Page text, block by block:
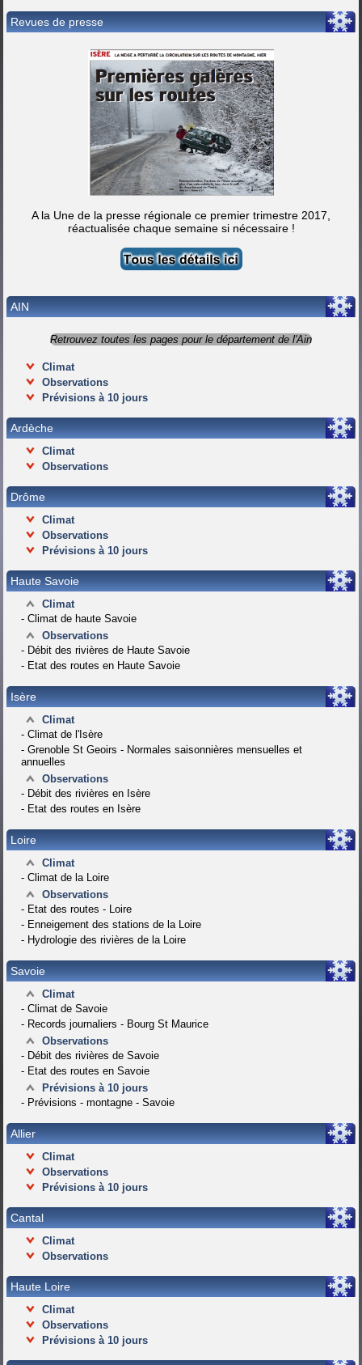
Revues de presse
A la Une de la presse régionale ce premier trimestre 2017,
réactualisée chaque semaine si nécessaire !
AIN
Retrouvez toutes les pages pour le département de l'Ain
Climat
Observations
Prévisions à 10 jours
Ardèche
Climat
Observations
Drôme
Climat
Observations
Prévisions à 10 jours
Haute Savoie
Climat
-Climat de haute Savoie
Observations
- Débit des rivières de Haute Savoie
- Etat des routes en Haute Savoie
Isère
Climat
-Climat de l'Isère
-Grenoble St Geoirs - Normales saisonnières mensuelles et
annuelles
Observations
- Débit des rivières en Isère
- Etat des routes en Isère
Loire
Climat
-Climat de la Loire
Observations
- Etat des routes - Loire
- Enneigement des stations de la Loire
- Hydrologie des rivières de la Loire
Savoie
Climat
-Climat de Savoie
- Records journaliers - Bourg St Maurice
Observations
- Débit des rivières de Savoie
- Etat des routes en Savoie
Prévisions à 10 jours
- Prévisions - montagne - Savoie
Allier
Climat
Observations
Prévisions à 10 jours
Cantal
Climat
Observations
Haute Loire
Climat
Observations
Prévisions à 10 jours